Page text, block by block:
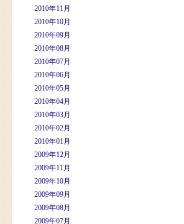
2010年11月
2010年10月
2010年09月
2010年08月
2010年07月
2010年06月
2010年05月
2010年04月
2010年03月
2010年02月
2010年01月
2009年12月
2009年11月
2009年10月
2009年09月
2009年08月
2009年07月